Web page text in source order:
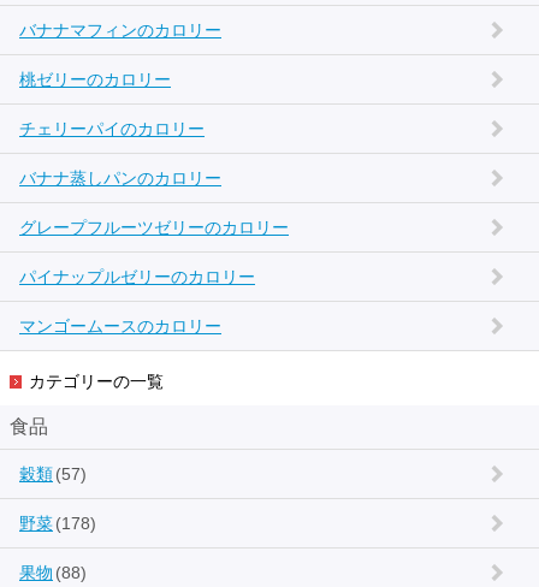
バナナマフィンのカロリー
桃ゼリーのカロリー
チェリーパイのカロリー
バナナ蒸しパンのカロリー
グレープフルーツゼリーのカロリー
パイナップルゼリーのカロリー
マンゴームースのカロリー
カテゴリーの一覧
食品
穀類(57)
野菜(178)
果物 (88)